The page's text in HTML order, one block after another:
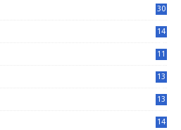
30
14
11
13
13
14